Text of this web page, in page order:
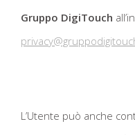
Gruppo DigiTouch
L’Utente può anche